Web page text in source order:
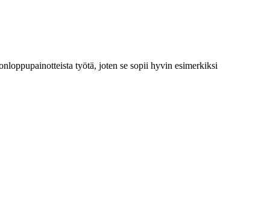
työtä, joten se sopii hyvin esimerkiksi